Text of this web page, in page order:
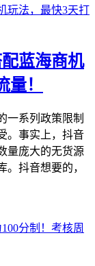
蓝海商机
！
一系列政策限制
。事实上，抖音
量庞大的无货源
。抖音想要的，